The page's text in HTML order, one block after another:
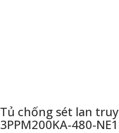
Tủ chống sét lan
3PPM200KA-480-